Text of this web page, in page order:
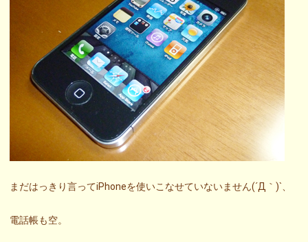
まだはっきり言ってiPhoneを使いこなせていないません(´Д｀)`、
電話帳も空。